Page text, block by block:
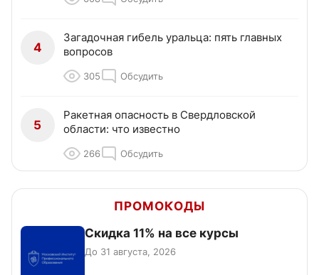
4
Загадочная гибель уральца: пять главных
вопросов
305 Обсудить
5
Ракетная опасность в Свердловской
области: что известно
266 Обсудить
ПРОМОКОДЫ
Скидка 11% на все курсы
До 31 августа, 2026